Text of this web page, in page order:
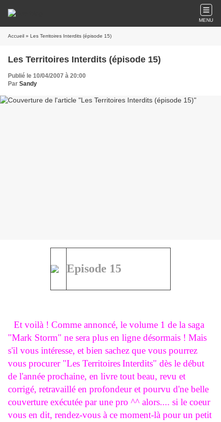
MENU
Accueil » Les Territoires Interdits (épisode 15)
Les Territoires Interdits (épisode 15)
Publié le 10/04/2007 à 20:00
Par Sandy
Episode 15
Et voilà ! Comme annoncé, le volume 1 de la saga
"Mark Storm" ne sera plus en ligne désormais ! Mais
s'il vous intéresse, et bien sachez que vous pourrez
vous procurer "Les TerritoiresInterdits" dès le début
de l'année prochaine, en livre tout beau, revu et
corrigé, retravaillé en profondeur et pourvu d'ne belle
couverture exécutée par une pro ^^ alors.... si le coeur
vous en dit, rendez-vous à ce moment-là pour un petit